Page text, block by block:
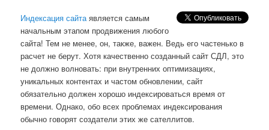
Индексация сайта является самым
начальным этапом продвижения любого
сайта! Тем не менее, он, также, важен. Ведь его частенько в
расчет не берут. Хотя качественно созданный сайт СДЛ, это
не должно волновать: при внутренних оптимизациях,
уникальных контентах и частом обновлении, сайт
обязательно должен хорошо индексироваться время от
времени. Однако, обо всех проблемах индексирования
обычно говорят создатели этих же сателлитов.